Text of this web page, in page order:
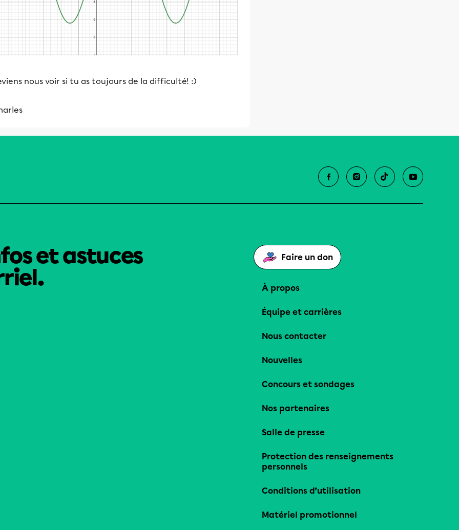
nous voir si tu as toujours de la difficulté! :)
et astuces
Faire un don
À propos
Équipe et carrières
Nous contacter
Nouvelles
Concours et sondages
Nos partenaires
Salle de presse
Protection des renseignements
personnels
Conditions d’utilisation
Matériel promotionnel